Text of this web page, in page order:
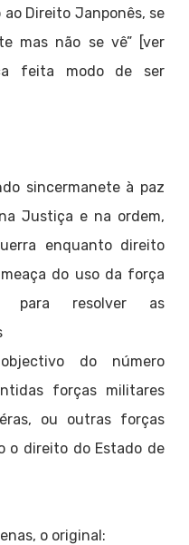
Direito Janponês, se
mas não se vê” [ver
feita modo de ser
sincermanete à paz
Justiça e na ordem,
enquanto direito
do uso da força
para resolver as
do número
forças militares
ou outras forças
o direito do Estado de
o original: